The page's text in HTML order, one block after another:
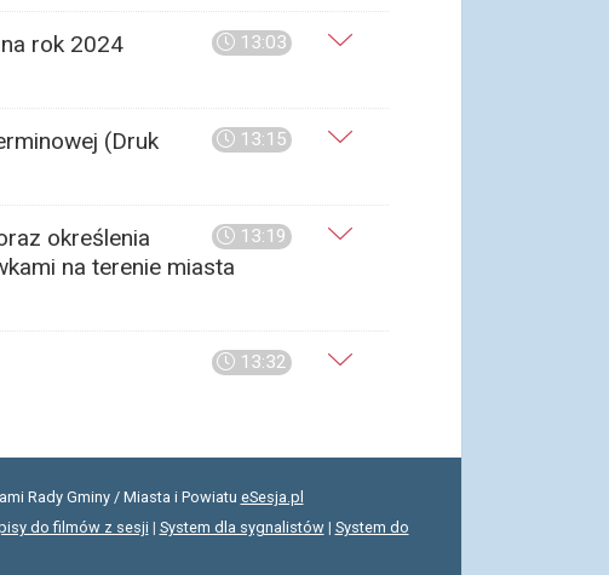
13:03
rok 2024
13:15
(Druk
13:19
określenia
na terenie miasta
13:32
Rady Gminy / Miasta i Powiatu eSesja.pl
do filmów z sesji | System dla sygnalistów| System do